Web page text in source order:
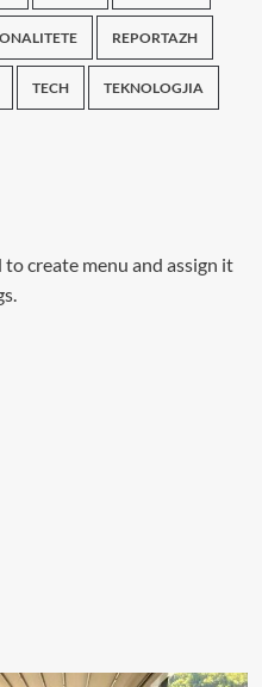
REPORTAZH
TECH TEKNOLOGJIA
to create menu and assign it